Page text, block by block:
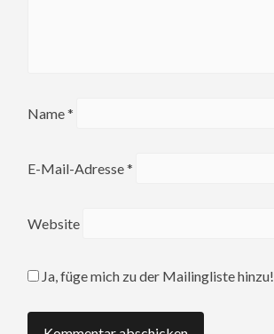
Name*
E-Mail-Adresse*
Website
Ja, füge mich zu der Mailingliste hinzu!